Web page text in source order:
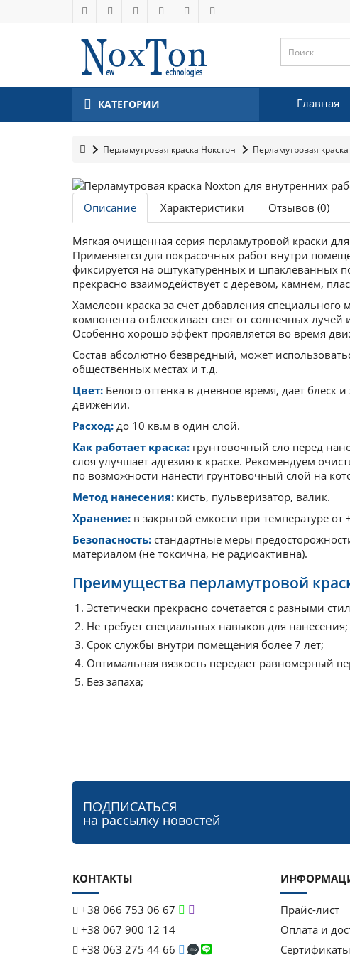
КАТЕГОРИИ Главная
Перламутровая краска Нокстон Перламутровая
Описание Характеристики Отзывов (0)
Мягкая очищенная серия перламутровой краски
Применяется для покрасочных работ внутри
фиксируется на оштукатуренных и шпаклеванных
прекрасно взаимодействует с деревом, камнем,
Хамелеон краска за счет добавления специального
компонента отблескивает свет от солнечных лучей
Особенно хорошо эффект проявляется во время
Состав абсолютно безвредный, может
общественных местах и т.д.
Цвет: Белого оттенка в дневное время, дает блеск
движении.
Расход: до 10 кв.м в один слой.
Как работает краска: грунтовочный сло перед
слоя улучшает адгезию к краске. Рекомендуем
по возможности нанести грунтовочный слой на
Метод нанесения: кисть, пульверизатор, валик.
Хранение: в закрытой емкости при температуре от
Безопасность: стандартные меры
материалом (не токсична, не радиоактивна).
Преимущества перламутровой
Эстетически прекрасно сочетается с разными
Не требует специальных навыков для нанесения;
Срок службы внутри помещения более 7 лет;
Оптимальная вязкость передает равномерный
Без запаха;
ПОДПИСАТЬСЯ
на рассылку новостей
КОНТАКТЫ
+38 066 753 06 67
+38 067 900 12 14
+38 063 275 44 66
Прайс-лист
Оплата и
Сертификаты